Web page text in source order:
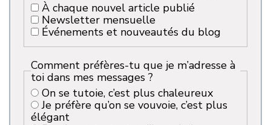
À chaque nouvel article publié
Newsletter mensuelle
Événements et nouveautés du blog
Comment préfères-tu que je m’adresse à
toi dans mes messages ?
On se tutoie, c’est plus chaleureux
Je préfère qu’on se vouvoie, c’est plus
élégant